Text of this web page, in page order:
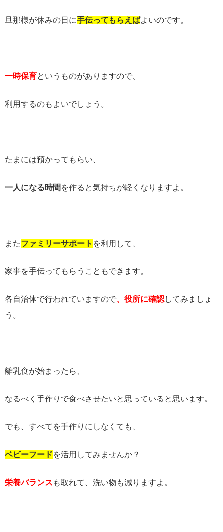
旦那様が休みの日に手伝ってもらえばよいのです。
一時保育というものがありますので、
利用するのもよいでしょう。
たまには預かってもらい、
一人になる時間 を作ると気持ちが軽くなりますよ。
またファミリーサポート を利用して、
家事を手伝ってもらうこともできます。
各自治体で行われていますので、役所に確認してみましょ
う。
離乳食が始まったら、
なるべく手作りで食べさせたいと思っていると思います。
でも、すべてを手作りにしなくても、
ベビーフードを活用してみませんか？
栄養バランス も取れて、洗い物も減りますよ。